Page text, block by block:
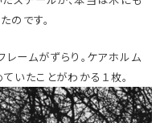
のです。
レームがずらり。ケアホルム
いたことがわかる１枚。